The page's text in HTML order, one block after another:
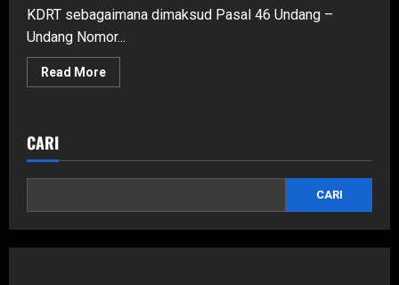
KDRT sebagaimana dimaksud Pasal 46 Undang –
Undang Nomor...
Read MoreRead
more
mengandung
kekerasan
Majelis
menyatakan
sidang
CARI
CARI